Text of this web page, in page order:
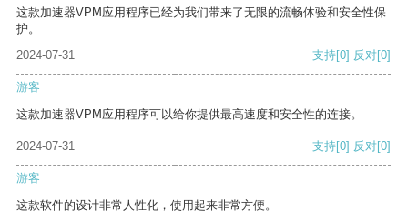
这款加速器VPM应用程序已经为我们带来了无限的流畅体验和安全性保
护。
2024-07-31
支持[0] 反对[0]
游客
这款加速器VPM应用程序可以给你提供最高速度和安全性的连接。
2024-07-31 支持[0] 反对[0]
游客
这款软件的设计非常人性化，使用起来非常方便。